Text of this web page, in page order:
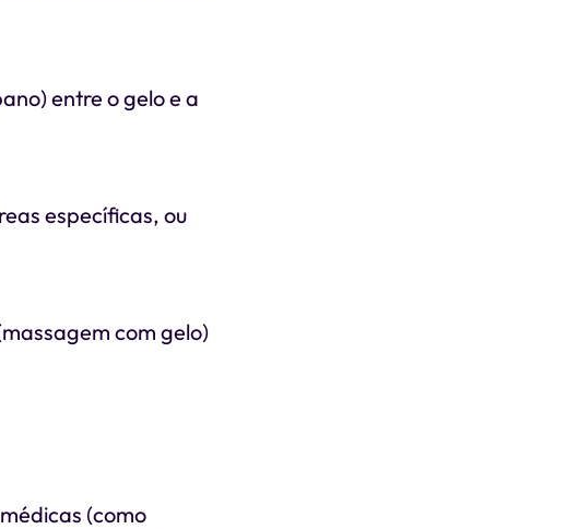
entre o gelo e a
específicas, ou
com gelo)
(como